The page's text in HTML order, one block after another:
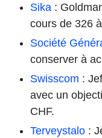
Sika :
cours de 326
Société
conserver à
Swisscom :
avec un
CHF.
Terveystalo :